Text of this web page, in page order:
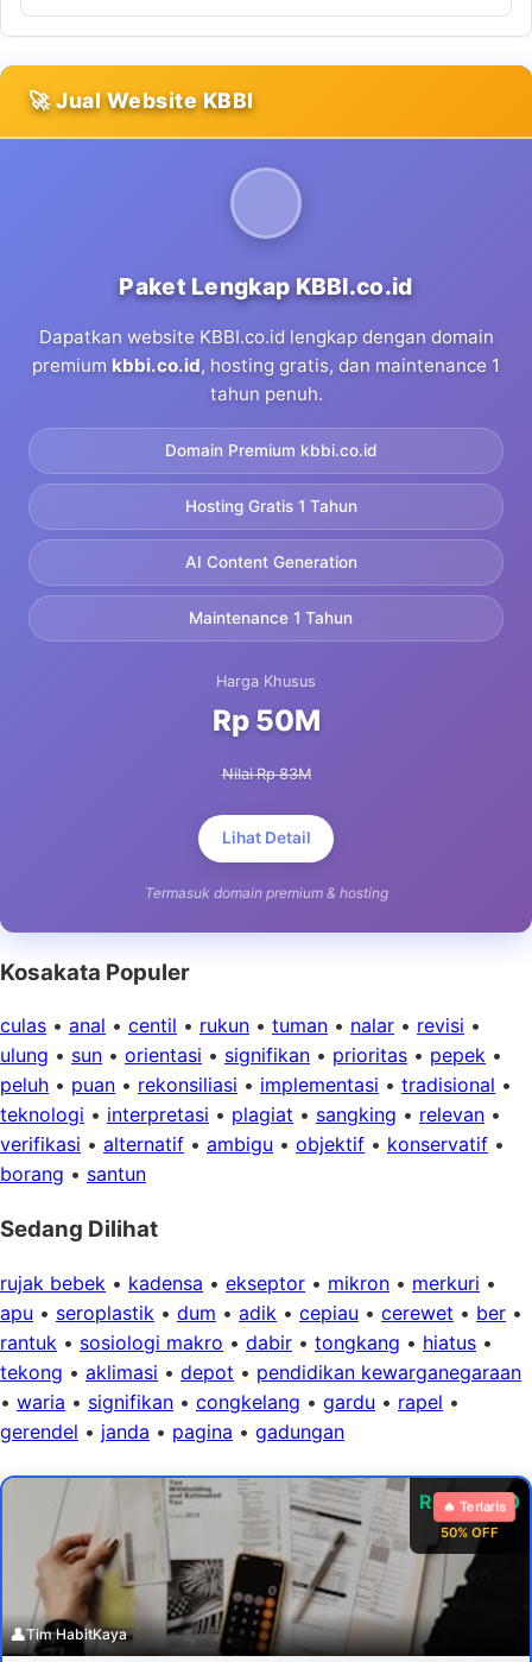
🚀 Jual Website KBBI
Paket Lengkap KBBI.co.id
Dapatkan website KBBI.co.id lengkap dengan domain
premium kbbi.co.id, hosting gratis, dan maintenance 1
tahun penuh.
Domain Premium kbbi.co.id
Hosting Gratis 1 Tahun
AI Content Generation
Maintenance 1 Tahun
Harga Khusus
Rp 50M
Nilai Rp 83M
Lihat Detail
Termasuk domain premium & hosting
Kosakata Populer
culas • anal • centil • rukun • tuman • nalar • revisi •
ulung • sun • orientasi • signifikan • prioritas • pepek •
peluh • puan • rekonsiliasi • implementasi • tradisional •
teknologi • interpretasi • plagiat • sangking • relevan •
verifikasi • alternatif • ambigu • objektif • konservatif •
borang • santun
Sedang Dilihat
rujak bebek • kadensa • ekseptor • mikron • merkuri •
apu • seroplastik • dum • adik • cepiau • cerewet • ber •
rantuk • sosiologi makro • dabir • tongkang • hiatus •
tekong • aklimasi • depot • pendidikan kewarganegaraan
• waria • signifikan • congkelang • gardu • rapel •
gerendel • janda • pagina • gadungan
Rp 99.000
50% OFF
🔥 Terlaris
👤Tim HabitKaya